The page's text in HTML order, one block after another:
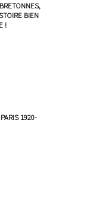
BIEN
!
1920-